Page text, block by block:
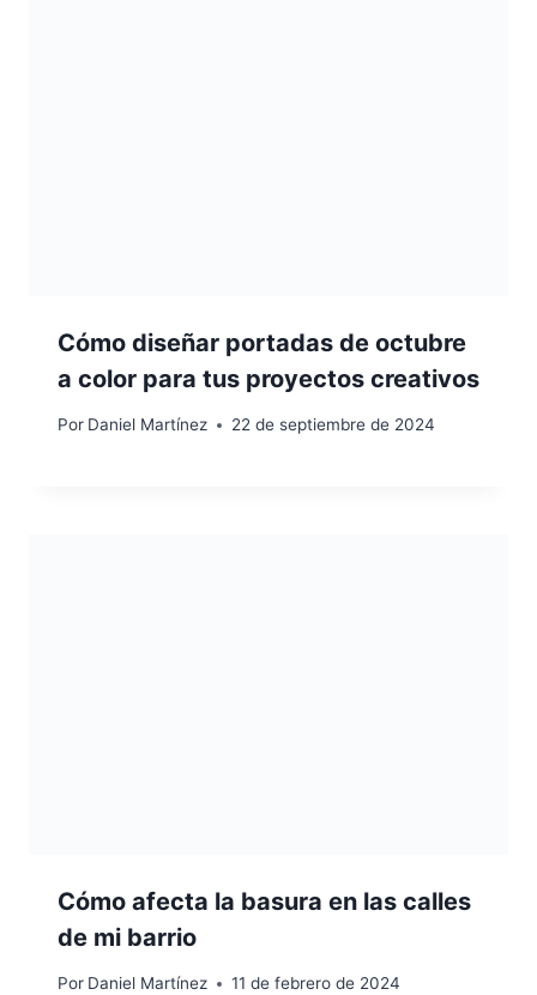
Cómo diseñar portadas de octubre
a color para tus proyectos creativos
Por Daniel Martínez 22 de septiembre de 2024
Cómo afecta la basura en las calles
de mi barrio
Por Daniel Martínez 11 de febrero de 2024